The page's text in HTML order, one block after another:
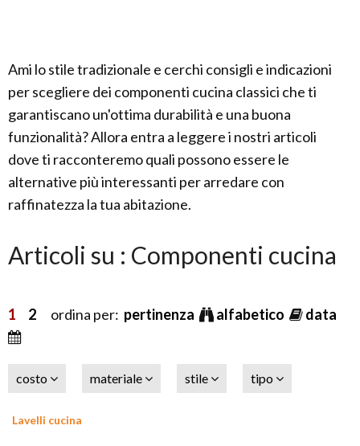
Ami lo stile tradizionale e cerchi consigli e indicazioni
per scegliere dei componenti cucina classici che ti
garantiscano un'ottima durabilità e una buona
funzionalità? Allora entra a leggere i nostri articoli
dove ti racconteremo quali possono essere le
alternative più interessanti per arredare con
raffinatezza la tua abitazione.
Articoli su : Componenti cucina
1 2 ordina per: pertinenza alfabetico data
costo materiale stile tipo
Lavelli cucina